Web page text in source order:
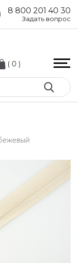
8 800 201 40 30
Задать вопрос
( 0 )